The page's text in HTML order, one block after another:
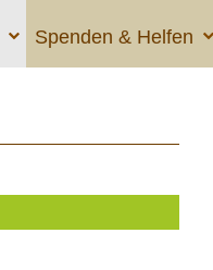
Spenden & Helfen